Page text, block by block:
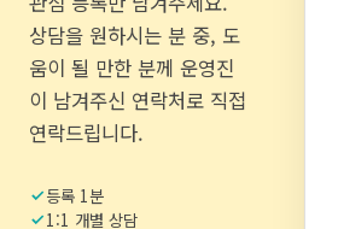
반도체 아카데미
재팬라운지 🌸
재팬라운지 홈
일본 취업 이야기
상담을 원하시는 분 중, 도
움이 될 만한 분께 운영진
이 남겨주신 연락처로 직접
연락드립니다.
등록 1분
1:1 개별 상담